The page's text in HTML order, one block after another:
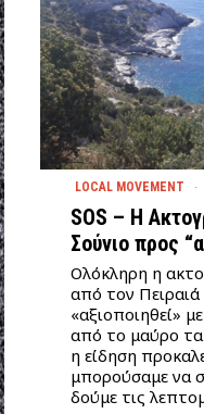
LOCAL MOVEMENT
SOS – Η
Σούνιο προς
Ολόκληρη η
από τον
«αξιοποιηθεί»
από το μαύρο
η είδηση
μπορούσαμε να
δούμε τις